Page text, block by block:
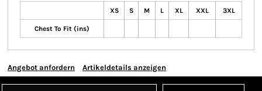
XS S M L XL XXL 3XL
Chest To Fit (ins)
Angebot anfordern Artikeldetails anzeigen